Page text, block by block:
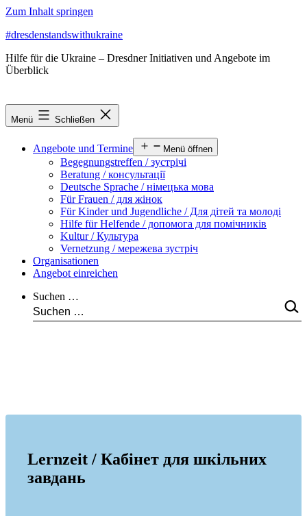
Zum Inhalt springen
#dresdenstandswithukraine
Hilfe für die Ukraine – Dresdner Initiativen und Angebote im
Überblick
Menü Schließen
Angebote und Termine Menü öffnen
Begegnungstreffen / зустрічі
Beratung / консультації
Deutsche Sprache / німецька мова
Für Frauen / для жінок
Für Kinder und Jugendliche / Для дітей та молоді
Hilfe für Helfende / допомога для помічників
Kultur / Культура
Vernetzung / мережева зустріч
Organisationen
Angebot einreichen
Suchen …
Lernzeit / Кабінет для шкільних
завдань